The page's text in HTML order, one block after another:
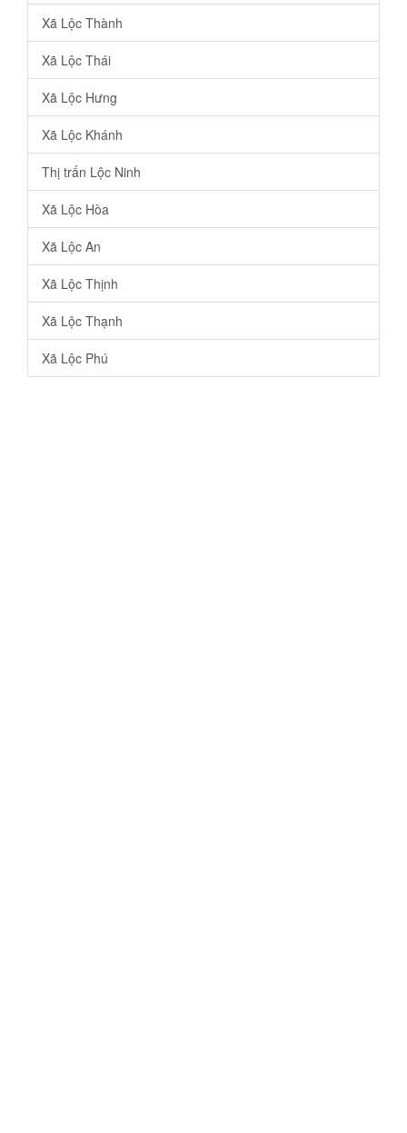
Xã Lộc Thành
Xã Lộc Thái
Xã Lộc Hưng
Xã Lộc Khánh
Thị trấn Lộc Ninh
Xã Lộc Hòa
Xã Lộc An
Xã Lộc Thịnh
Xã Lộc Thạnh
Xã Lộc Phú